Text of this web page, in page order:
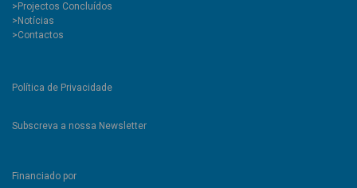
>Projectos Concluídos
>Notícias
>Contactos
Política de Privacidade
Subscreva a nossa Newsletter
Financiado por